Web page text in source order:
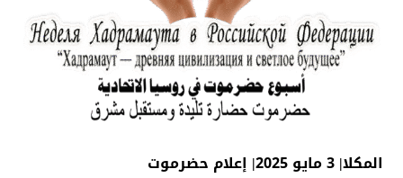
المكلا| 3 مايو 2025| إعلام حضرموت